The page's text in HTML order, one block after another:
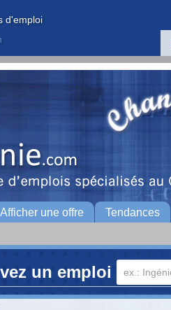
d'emploi
Afficher une offre Tendances
un emploi